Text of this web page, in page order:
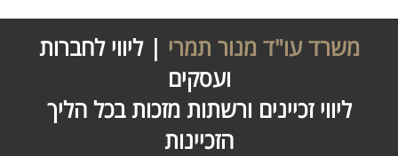
משרד עו"ד מנור תמרי | ליווי לחברות
ועסקים
ליווי זכיינים ורשתות מזכות בכל הליך
הזכיינות